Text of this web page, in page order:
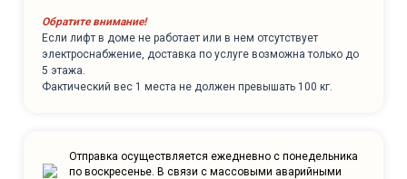
Обратите внимание!
Если лифт в доме не работает или в нем отсутствует
электроснабжение, доставка по услуге возможна только до
5 этажа.
Фактический вес 1 места не должен превышать 100 кг.
Отправка осуществляется ежедневно с понедельника
по воскресенье. В связи с массовыми аварийными